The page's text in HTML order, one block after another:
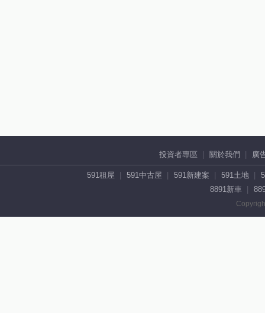
投資者專區 關於我們 廣
591租屋 591中古屋 591新建案 591土地
8891新車